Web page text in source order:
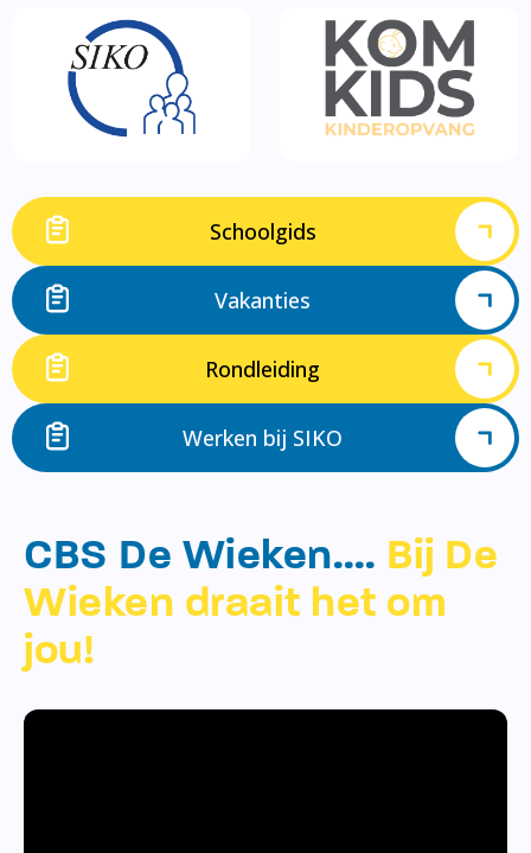
Schoolgids
Vakanties
Rondleiding
Werken bij SIKO
CBS De Wieken…. Bij De
Wieken draait het om
jou!